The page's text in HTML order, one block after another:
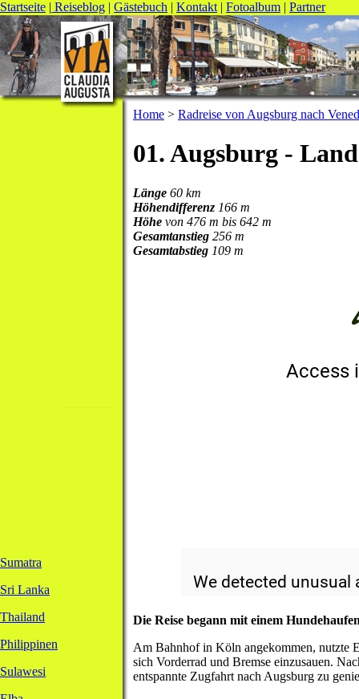
Startseite | Reiseblog | Gästebuch | Kontakt | Fotoalbum | Partner
Sumatra
Sri Lanka
Thailand
Philippinen
Sulawesi
Home > Radreise von Augsburg nach
01. Augsburg -
Länge 60 km
Höhendifferenz 166 m
Höhe von 476 m bis 642 m
Gesamtanstieg 256 m
Gesamtabstieg 109 m
Die Reise begann mit einem
Am Bahnhof in Köln angekommen, nutzte
sich Vorderrad und Bremse einzusauen.
entspannte Zugfahrt nach Augsburg zu